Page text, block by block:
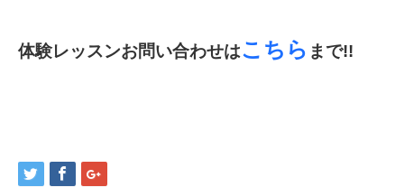
体験レッスンお問い合わせはこちら まで!!